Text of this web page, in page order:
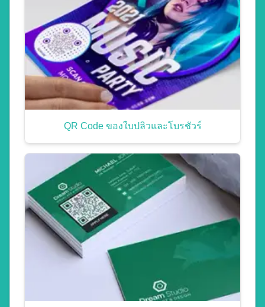
QR Code ของใบปลิวและโบรชัวร์